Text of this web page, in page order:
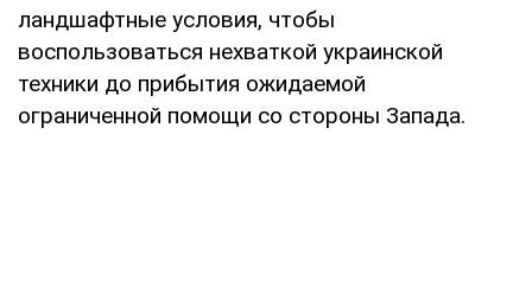
ландшафтные условия, чтобы
воспользоваться нехваткой украинской
техники до прибытия ожидаемой
ограниченной помощи со стороны Запада.